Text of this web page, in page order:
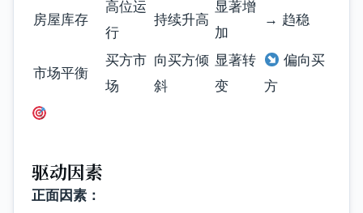
房屋库存
高位运
行
持续升高
显著增
加
→ 趋稳
市场平衡
买方市
场
向买方倾
斜
显著转
变
偏向买
方
驱动因素
正面因素：